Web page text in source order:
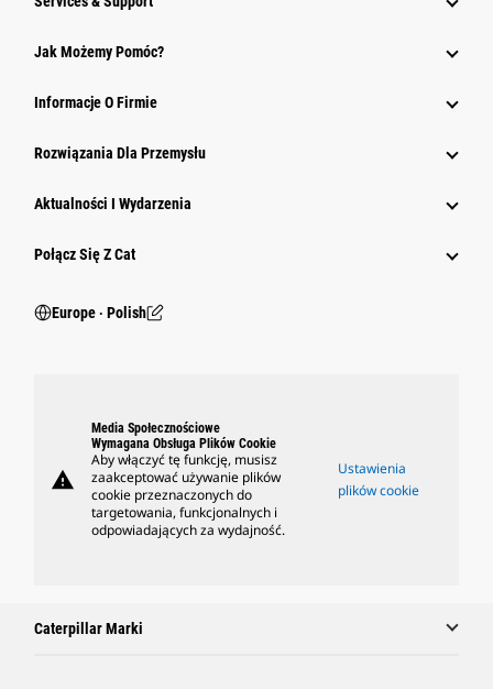
Jak Możemy Pomóc?
Informacje O Firmie
Rozwiązania Dla Przemysłu
Aktualności I Wydarzenia
Połącz Się Z Cat
Europe ‧ Polish
warning
Media Społecznościowe
Wymagana Obsługa Plików Cookie
Aby włączyć tę funkcję, musisz
zaakceptować używanie plików
cookie przeznaczonych do
targetowania, funkcjonalnych i
odpowiadających za wydajność.
Ustawienia
plików cookie
Caterpillar Marki